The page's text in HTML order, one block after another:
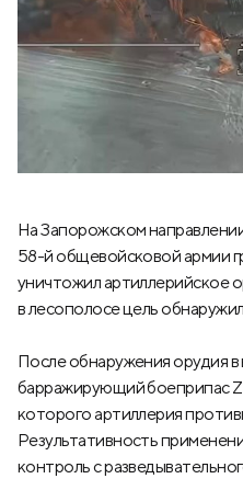
На Запорожском
58-й общевойсковой армии
уничтожил артиллерийское
в лесополосе цель
После обнаружения орудия в
барражирующий боеприпас
которого артиллерия
Результативность
контроль с